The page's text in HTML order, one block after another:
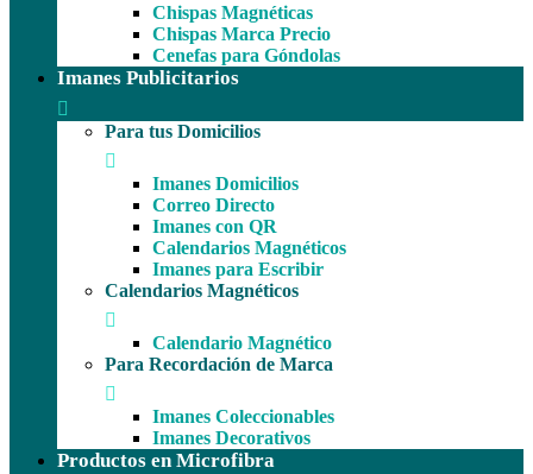
Chispas Magnéticas
Chispas Marca Precio
Cenefas para Góndolas
Imanes Publicitarios
Para tus Domicilios
Imanes Domicilios
Correo Directo
Imanes con QR
Calendarios Magnéticos
Imanes para Escribir
Calendarios Magnéticos
Calendario Magnético
Para Recordación de Marca
Imanes Coleccionables
Imanes Decorativos
Productos en Microfibra